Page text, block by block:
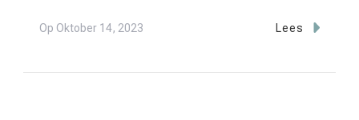
Op Oktober 14, 2023 Lees